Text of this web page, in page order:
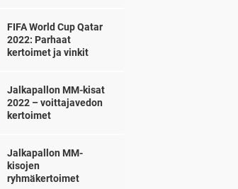
FIFA World Cup Qatar
2022: Parhaat
kertoimet ja vinkit
Jalkapallon MM-kisat
2022 – voittajavedon
kertoimet
Jalkapallon MM-
kisojen
ryhmäkertoimet